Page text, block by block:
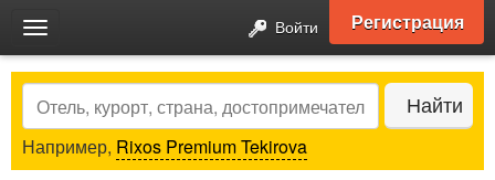
Toggle
navigation
Войти Регистрация
Search Найти
Например, Rixos Premium Tekirova